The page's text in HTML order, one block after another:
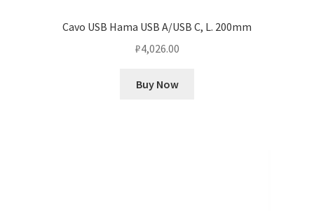
Cavo USB Hama USB A/USB C, L. 200mm
₽4,026.00
Buy Now